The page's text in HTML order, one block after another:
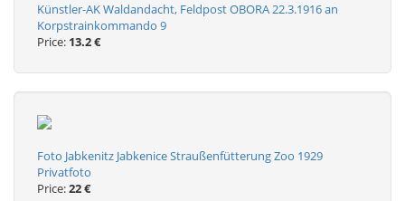
Künstler-AK Waldandacht, Feldpost OBORA 22.3.1916 an
Korpstrainkommando 9
Price: 13.2 €
Foto Jabkenitz Jabkenice Straußenfütterung Zoo 1929
Privatfoto
Price:22 €